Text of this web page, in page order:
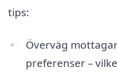
tips:
Överväg
preferenser –